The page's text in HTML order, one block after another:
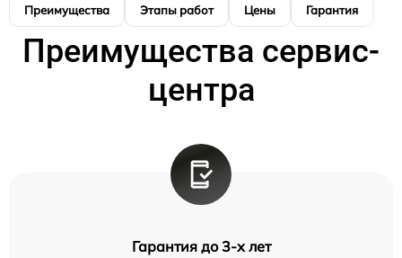
Преимущества Этапы работ Цены Гарантия
Преимущества сервис-
центра
Гарантия до 3-х лет